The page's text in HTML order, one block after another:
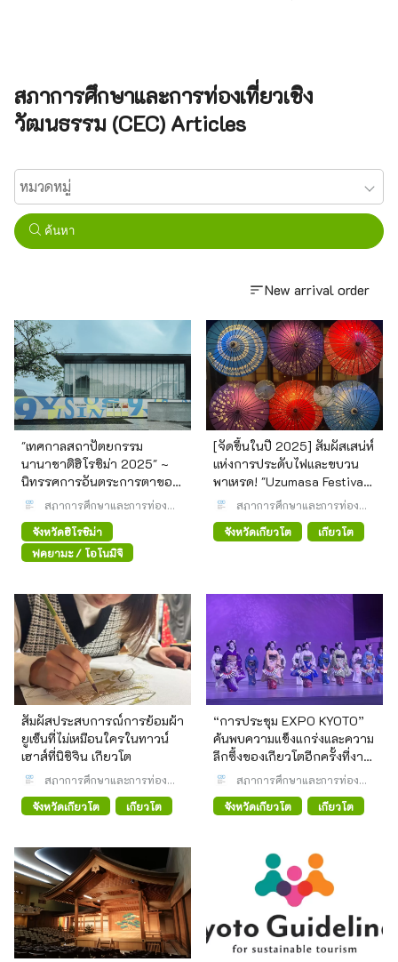
สภาการศึกษาและการท่องเที่ยวเชิง
วัฒนธรรม (CEC) Articles
ค้นหา
New arrival order
"เทศกาลสถาปัตยกรรม
นานาชาติฮิโรชิม่า 2025" ~
นิทรรศการอันตระการตาของ
สถาปนิกชาวญี่ปุ่นผู้ได้รับ
สภาการศึกษาและการท่อง
จังหวัดฮิโรชิม่า
ฟุคุยามะ / โอโนมิจิ
[จัดขึ้นในปี 2025] สัมผัสเสน่ห์
แห่งการประดับไฟและขบวน
พาเหรด! "Uzumasa Festival
Spirit" ~กำหนดการและการ
สภาการศึกษาและการท่อง
จังหวัดเกียวโต
เกียวโต
สัมผัสประสบการณ์การย้อมผ้า
ยูเซ็นที่ไม่เหมือนใครในทาวน์
เฮาส์ที่นิชิจิน เกียวโต
สภาการศึกษาและการท่อง
จังหวัดเกียวโต
เกียวโต
“การประชุม EXPO KYOTO”
ค้นพบความแข็งแกร่งและความ
ลึกซึ้งของเกียวโตอีกครั้งที่งาน
World Expo!
สภาการศึกษาและการท่อง
จังหวัดเกียวโต
เกียวโต